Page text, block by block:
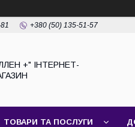
+380 (50) 135-51-57
+" ІНТЕРНЕТ-
ТОВАРИ ТА ПОСЛУГИ